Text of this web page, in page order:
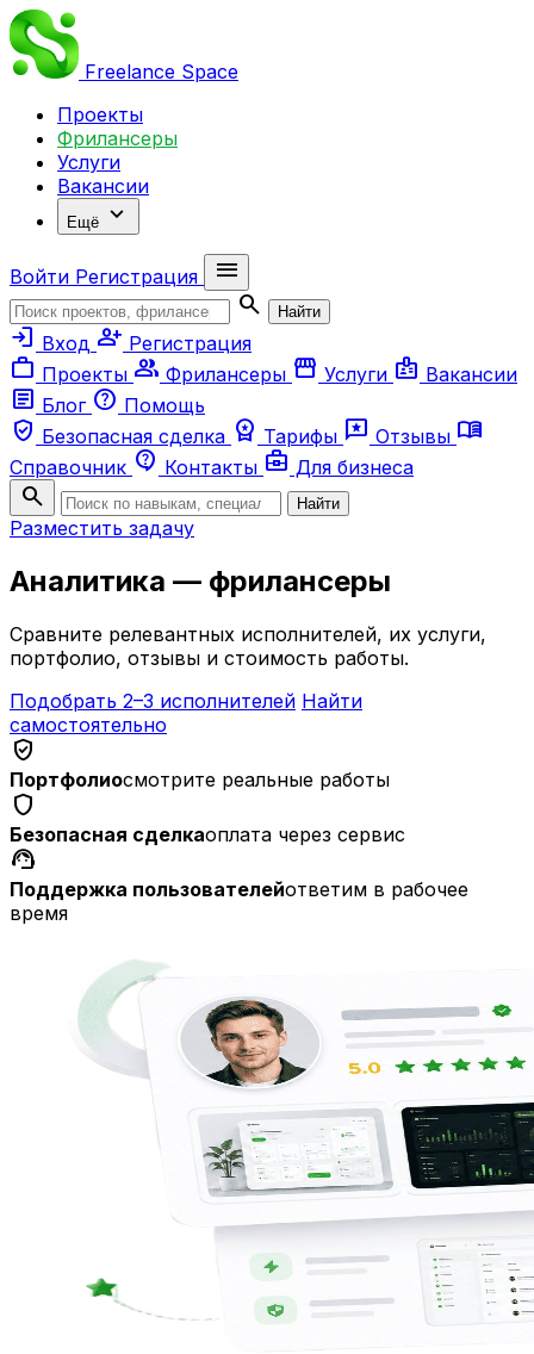
Freelance Space
Проекты
Фрилансеры
Услуги
Вакансии
Ещё expand_more
Войти Регистрация
menu
search
Найти
login Вход person_add Регистрация
work Проекты group Фрилансеры storefront Услуги badge Вакансии
article Блог help Помощь
verified_user Безопасная сделка workspace_premium Тарифы reviews Отзывы menu_book
Справочник contact_support Контакты business_center Для бизнеса
search Найти
Разместить задачу
Аналитика — фрилансеры
Сравните релевантных исполнителей, их услуги,
портфолио, отзывы и стоимость работы.
Подобрать 2–3 исполнителей Найти
самостоятельно
verified_user
Портфолиосмотрите реальные работы
shield
Безопасная сделкаоплата через сервис
support_agent
Поддержка пользователейответим в рабочее
время